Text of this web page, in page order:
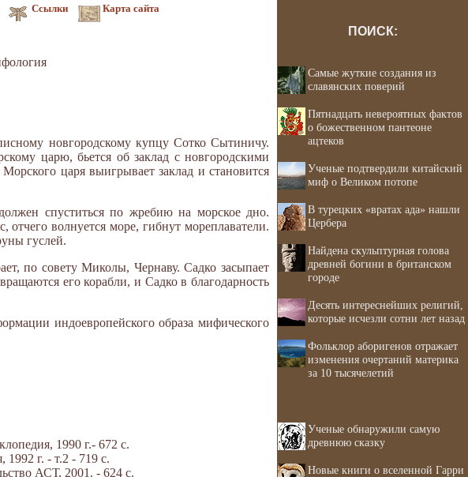
Ссылки Карта сайта
новгородскому купцу Сотко Сытиничу.
царю, бьется об заклад с новгородскими
царя выигрывает заклад и становится
спуститься по жребию на морское дно.
отчего волнуется море, гибнут мореплаватели.
гуслей.
по совету Миколы, Чернаву. Садко засыпает
его корабли, и Садко в благодарность
индоевропейского образа мифического
1990 г.- 672 с.
г. - т.2 - 719 с.
АСТ, 2001. - 624 с.
ПОИСК:
Самые жуткие создания из
славянских поверий
Пятнадцать невероятных фактов
о божественном пантеоне
ацтеков
Ученые подтвердили китайский
миф о Великом потопе
В турецких «вратах ада» нашли
Цербера
Найдена скульптурная голова
древней богини в британском
городе
Десять интереснейших религий,
которые исчезли сотни лет назад
Фольклор аборигенов отражает
изменения очертаний материка
за 10 тысячелетий
Ученые обнаружили самую
древнюю сказку
Новые книги о вселенной Гарри